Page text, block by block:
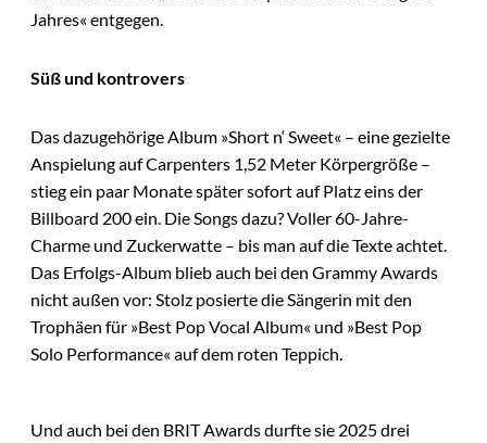
Jahres« entgegen.
Süß und kontrovers
Das dazugehörige Album »Short n‘ Sweet« – eine gezielte
Anspielung auf Carpenters 1,52 Meter Körpergröße –
stieg ein paar Monate später sofort auf Platz eins der
Billboard 200 ein. Die Songs dazu? Voller 60-Jahre-
Charme und Zuckerwatte – bis man auf die Texte achtet.
Das Erfolgs-Album blieb auch bei den Grammy Awards
nicht außen vor: Stolz posierte die Sängerin mit den
Trophäen für »Best Pop Vocal Album« und »Best Pop
Solo Performance« auf dem roten Teppich.
Und auch bei den BRIT Awards durfte sie 2025 drei